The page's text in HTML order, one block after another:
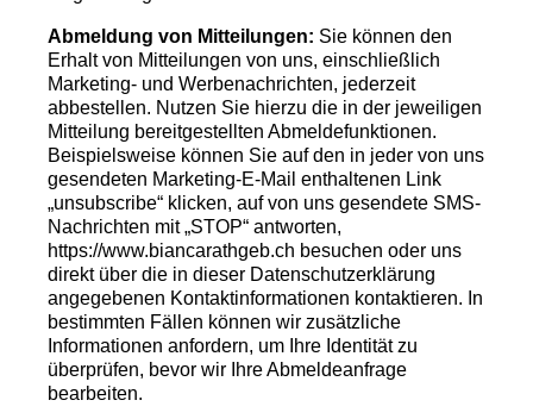
Abmeldung von Mitteilungen: Sie können den
Erhalt von Mitteilungen von uns, einschließlich
Marketing- und Werbenachrichten, jederzeit
abbestellen. Nutzen Sie hierzu die in der jeweiligen
Mitteilung bereitgestellten Abmeldefunktionen.
Beispielsweise können Sie auf den in jeder von uns
gesendeten Marketing-E-Mail enthaltenen Link
„unsubscribe“ klicken, auf von uns gesendete SMS-
Nachrichten mit „STOP“ antworten,
https://www.biancarathgeb.ch besuchen oder uns
direkt über die in dieser Datenschutzerklärung
angegebenen Kontaktinformationen kontaktieren. In
bestimmten Fällen können wir zusätzliche
Informationen anfordern, um Ihre Identität zu
überprüfen, bevor wir Ihre Abmeldeanfrage
bearbeiten.